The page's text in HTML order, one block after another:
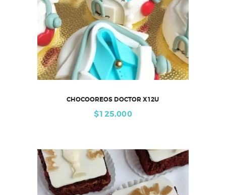
CHOCOOREOS DOCTOR X12U
$125,000